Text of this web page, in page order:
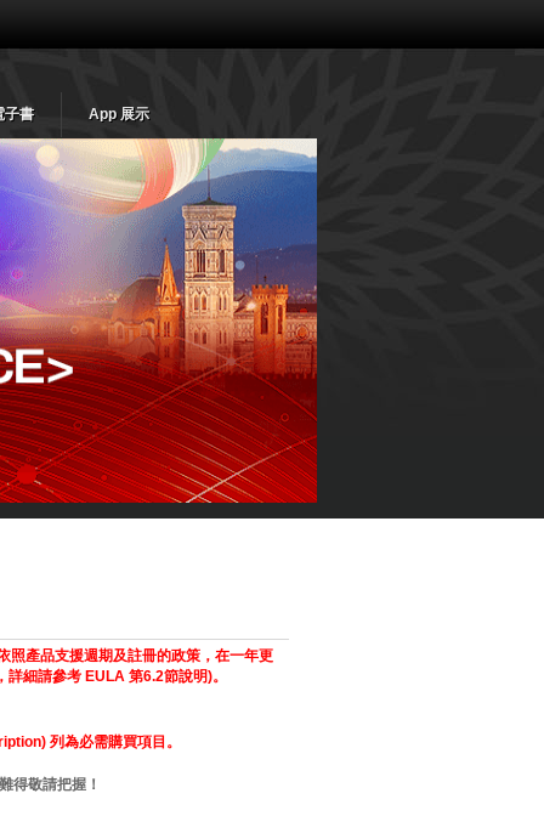
子書 App 展示
照產品支援週期及註冊的政策，在一年更
細請參考 EULA 第6.2節說明)。
列為必需購買項目。
得敬請把握！